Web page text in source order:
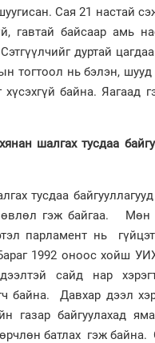
Сая 21 настай
гавтай байсаар амь
дуртай
тогтоол нь бэлэн,
хүсэхгүй байна.
шалгах тусдаа
тусдаа
гэж байгаа. Мөн
парламент нь
1992 оноос хойш
сайд нар
байна. Давхар дээл
газар байгуулахад
батлах гэж